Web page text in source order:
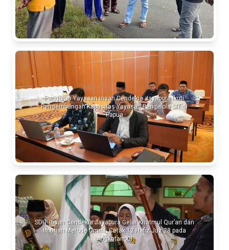
Pengurus Yayasan Insan Cendekia Jayapura Ikuti
Pengembangan Kapasitas Yayasan Pengelola SIT di
Papua
SDIT Insan Cendekia Jayapura Gelar Khatmul Qur’an dan
Imtihan Metode Ummi, Cetak 12 Hafiz Juz 28 pada
Angkatan XII